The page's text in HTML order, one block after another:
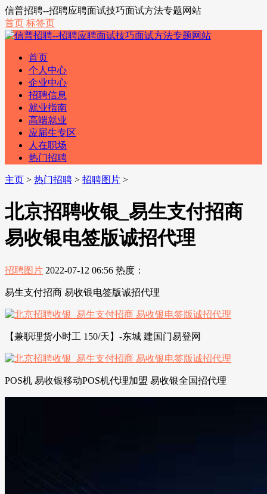
信普招聘--招聘应聘面试技巧面试方法专题网站
首页 标签页
首页
个人中心
企业中心
招聘信息
就业指南
高端就业
应届生专区
人在职场
热门招聘
主页 > 热门招聘 > 招聘图片 >
北京招聘收银_易生支付招商
易收银电签版诚招代理
招聘图片 2022-07-12 06:56 热度：
易生支付招商 易收银电签版诚招代理
【兼职理货小时工 150/天】-东城 建国门易登网
POS机 易收银移动POS机代理加盟 易收银全国招代理